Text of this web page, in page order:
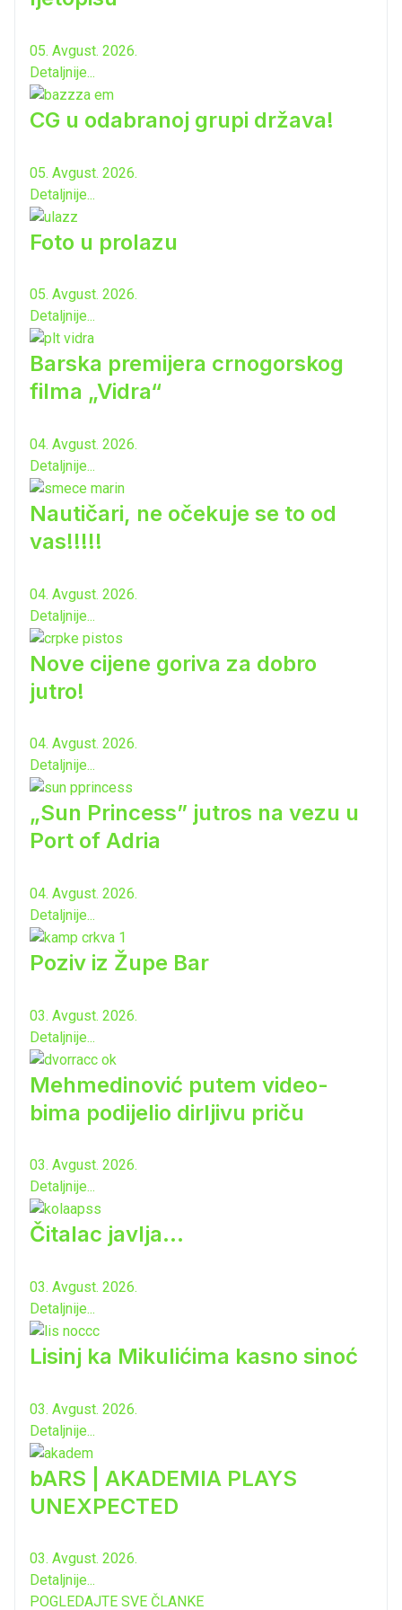
05. Avgust. 2026.
Detaljnije...
CG u odabranoj grupi država!
05. Avgust. 2026.
Detaljnije...
Foto u prolazu
05. Avgust. 2026.
Detaljnije...
Barska premijera crnogorskog
filma „Vidra“
04. Avgust. 2026.
Detaljnije...
Nautičari, ne očekuje se to od
vas!!!!!
04. Avgust. 2026.
Detaljnije...
Nove cijene goriva za dobro
jutro!
04. Avgust. 2026.
Detaljnije...
„Sun Princess” jutros na vezu u
Port of Adria
04. Avgust. 2026.
Detaljnije...
Poziv iz Župe Bar
03. Avgust. 2026.
Detaljnije...
Mehmedinović putem video-
bima podijelio dirljivu priču
03. Avgust. 2026.
Detaljnije...
Čitalac javlja...
03. Avgust. 2026.
Detaljnije...
Lisinj ka Mikulićima kasno sinoć
03. Avgust. 2026.
Detaljnije...
bARS | AKADEMIA PLAYS
UNEXPECTED
03. Avgust. 2026.
Detaljnije...
POGLEDAJTE SVE ČLANKE